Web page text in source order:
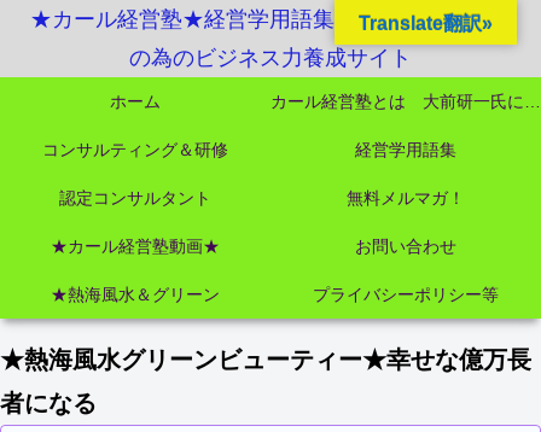
★カール経営塾★経営学用語集起業独立成功MBA
の為のビジネス力養成サイト
ホーム
コンサルティング＆研修 経営学用語集
認定コンサルタント 無料メルマガ！
★カール経営塾動画★ お問い合わせ
★熱海風水＆グリーン プライバシーポリシー等
★熱海風水グリーンビューティー★幸せな億万長
者になる
Translate翻訳»